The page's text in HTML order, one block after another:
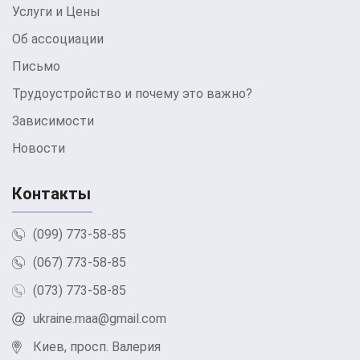
Консультация 24/7
городе Мироновкауделяет особое внимание
конфиденциальности своих пациентов.
Анонимное лечение и круглосуточная поддержка
пациентам чувствовать себя в безопасности и
комфорте, обращаясь за помощью в любое
время.
Можно ли вылечить
наркозависимость
принудительно?
Услуги и Цены
Об ассоциации
Письмо
Трудоустройство и почему это важно?
Зависимости
Новости
Контакты
(099) 773-58-85
(067) 773-58-85
(073) 773-58-85
ukraine.maa@gmail.com
Киев, просп. Валерия